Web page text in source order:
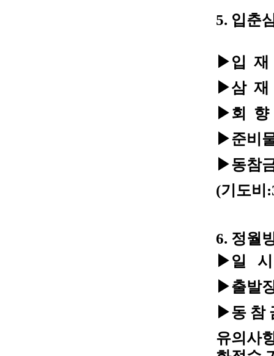
5. 입춘
▶입
▶삼 재
▶회
▶준비
▶동참
(기도비
6. 정월
▶일 시
▶출발
▶동 참
유의사